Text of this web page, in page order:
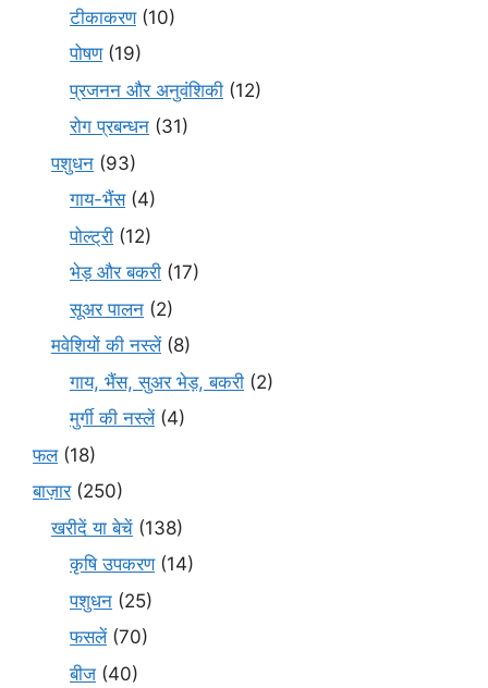
टीकाकरण(10)
पोषण(19)
प्रजनन और अनुवंशिकी (12)
रोग प्रबन्धन (31)
पशुधन (93)
गाय-भैंस(4)
पोल्ट्री (12)
भेड़ और बकरी (17)
सूअर पालन (2)
मवेशियों की नस्लें(8)
गाय, भैंस, सुअर भेड़, बकरी (2)
मुर्गी की नस्लें(4)
फल(18)
बाज़ार(250)
खरीदें या बेचें (138)
कृषि उपकरण(14)
पशुधन (25)
फसलें(70)
बीज (40)